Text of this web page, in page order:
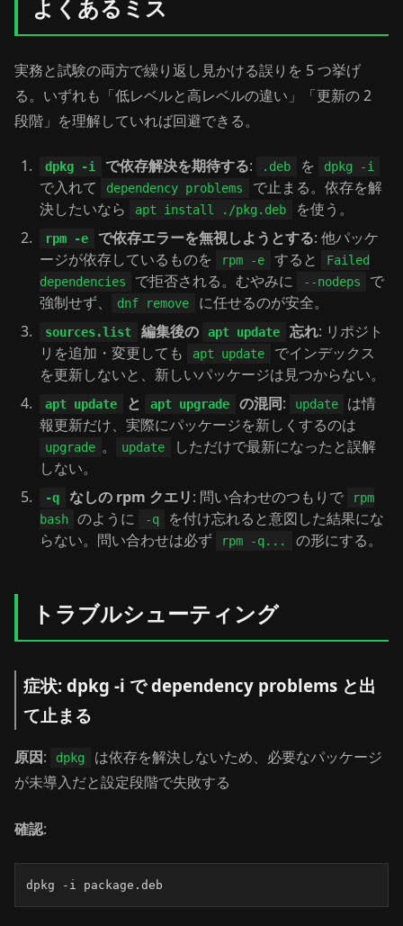
よくあるミス
実務と試験の両方で繰り返し見かける誤りを 5 つ挙げ
る。いずれも「低レベルと高レベルの違い」「更新の 2
段階」を理解していれば回避できる。
dpkg -i で依存解決を期待する: .deb を dpkg -i
で入れて dependency problems
で止まる。依存を解
決したいなら
apt install ./pkg.deb を使う。
rpm -e で依存エラーを無視しようとする: 他パッケ
ージが依存しているものを
rpm -e すると
Failed
dependencies
で拒否される。むやみに --nodeps
で
強制せず、
dnf remove に任せるのが安全。
sources.list 編集後の apt update 忘れ: リポジト
リを追加・変更しても
apt update
でインデックス
を更新しないと、新しいパッケージは見つからない。
apt update と apt upgrade の混同: update
は情
報更新だけ、実際にパッケージを新しくするのは
upgrade 。 update
しただけで最新になったと誤解
しない。
-q なしの rpm クエリ: 問い合わせのつもりで
rpm
bash
のように -q
を付け忘れると意図した結果にな
らない。問い合わせは必ず
rpm -q... の形にする。
トラブルシューティング
症状: dpkg -i で dependency problems と出
て止まる
原因: dpkg
は依存を解決しないため、必要なパッケージ
が未導入だと設定段階で失敗する
確認:
dpkg -i package.deb